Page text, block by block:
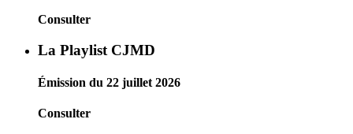
Consulter
La Playlist CJMD
Émission du 22 juillet 2026
Consulter